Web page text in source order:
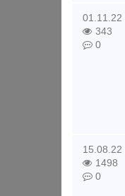
01.11.22
343
0
15.08.22
1498
0